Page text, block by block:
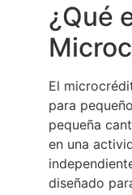
¿Qué
El
para
pequeña
en una
diseñado